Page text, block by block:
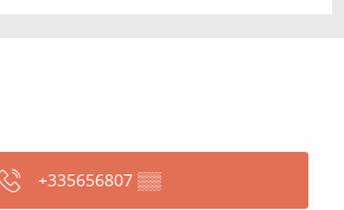
+335656807 ▒▒